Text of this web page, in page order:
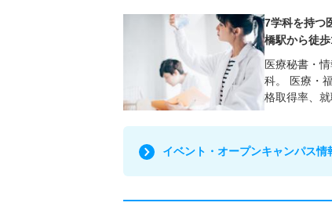
7学科を持つ
橋駅から徒
医療秘書・
科。 医療・
格取得率、就
イベント・オープンキャンパス情